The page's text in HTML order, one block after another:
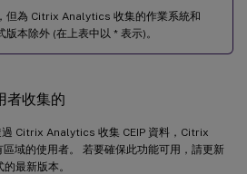
但為 Citrix Analytics 收集的作業系統和
本除外 (在上表中以 * 表示)。
者收集的
Citrix Analytics 收集 CEIP 資料，Citrix
域的使用者。 若要確保此功能可用，請更新
最新版本。